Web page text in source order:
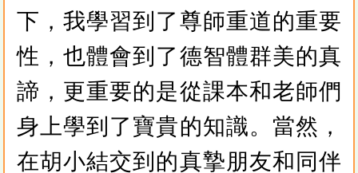
下，我學習到了尊師重道的重要
性，也體會到了德智體群美的真
諦，更重要的是從課本和老師們
身上學到了寶貴的知識。當然，
在胡小結交到的真摯朋友和同伴